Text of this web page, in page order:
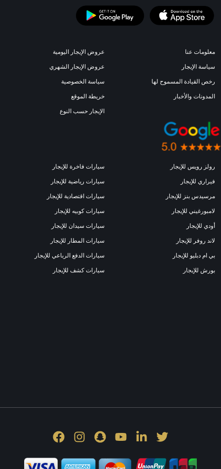
معلومات عنا
سياسة الإيجار
رخص القيادة المسموح لها
المدونات والأخبار
عروض الإيجار اليومية
عروض الإيجار الشهري
سياسة الخصوصية
خريطة الموقع
الإيجار حسب النوع
رولز رويس للإيجار
فيراري للإيجار
مرسيدس بنز للإيجار
لامبورغيني للإيجار
أودي للإيجار
لاند روفر للإيجار
بي ام دبليو للإيجار
بورش للإيجار
سيارات فاخرة للإيجار
سيارات رياضية للإيجار
سيارات اقتصادية للإيجار
سيارات كوبيه للإيجار
سيارات سيدان للإيجار
سيارات المطار للإيجار
سيارات الدفع الرباعي للإيجار
سيارات كشف للإيجار